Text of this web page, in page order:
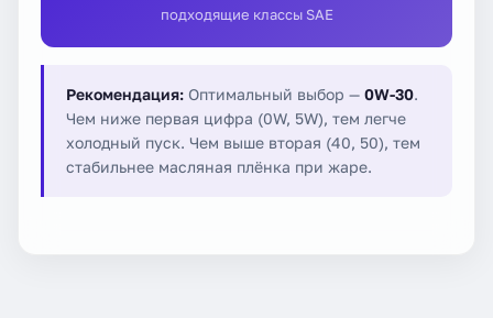
подходящие классы SAE
Рекомендация: Оптимальный выбор — 0W-30.
Чем ниже первая цифра (0W, 5W), тем легче
холодный пуск. Чем выше вторая (40, 50), тем
стабильнее масляная плёнка при жаре.